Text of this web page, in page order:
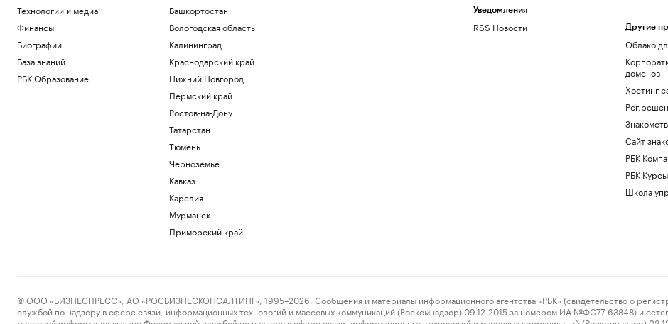
Технологии и медиа
Финансы
Биографии
База знаний
РБК Образование
Башкортостан
Вологодская область
Калининград
Краснодарский край
Нижний Новгород
Пермский край
Ростов-на-Дону
Татарстан
Тюмень
Черноземье
Кавказ
Карелия
Мурманск
Приморский край
Уведомления
RSS Новости Другие
Облако
доменов
Хостинг
Сайт
РБК
РБК Курсы
Школа
© ООО «БИЗНЕСПРЕСС», АО «РОСБИЗНЕСКОНСАЛТИНГ», 1995–2026. Сообщения и материалы информационного агентства «РБК» (свидетельство о
службой по надзору в сфере связи, информационных технологий и массовых коммуникаций (Роскомнадзор) 09.12.2015 за номером ИА №ФС77-63848) и